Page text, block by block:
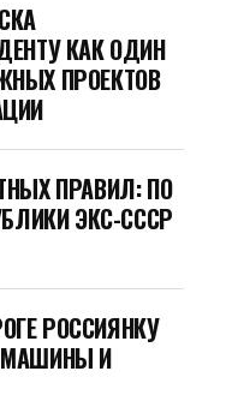
КАК ОДИН
ПРОЕКТОВ
ПРАВИЛ: ПО
ЭКС-СССР
РОССИЯНКУ
И